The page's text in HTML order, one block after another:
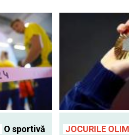
O sportivă
JOCURILE